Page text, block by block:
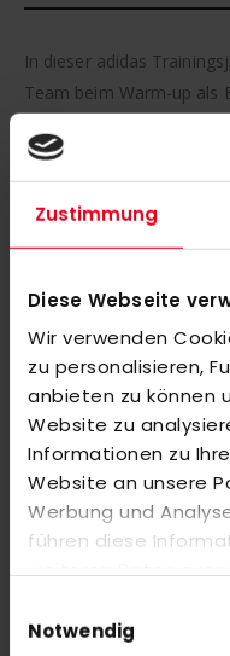
Zustimmung
Diese Webseite
Wir verwenden
zu personalisieren,
anbieten zu können
Website zu
Informationen zu
Website an unsere
Werbung und
führen diese
weiteren Daten
Nutzung der Dienste
Notwendig
In dieser adidas
Team beim Warm-up als
ist zum Teil aus
moderne, sportliche
Bewegungsfreiheit. Sie
auf der Brust sowie mit
EIGENSCHAFTEN:
teilweise aus recycelten
MEHR INFORMATIONEN
BEWERTUNGEN
ÄHNLICHE PRODUKTE
Markieren Sie die Artikel,
adidas